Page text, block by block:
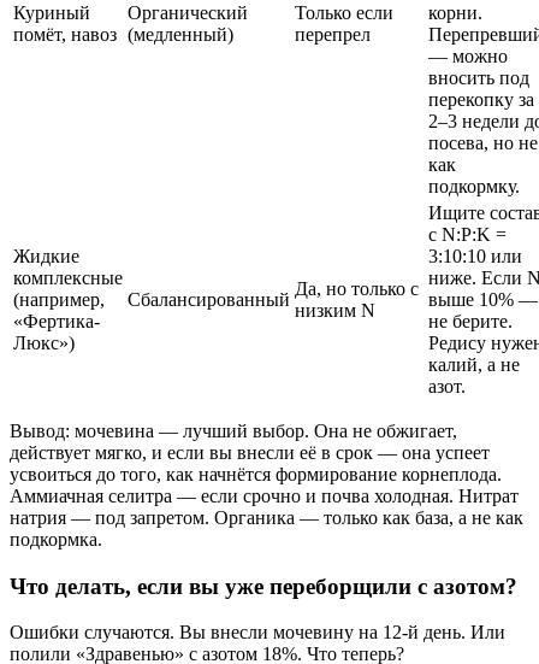
Куриный
помёт, навоз
Органический
(медленный)
Только если
перепрел
корни.
— можно
вносить под
перекопку за
2–3 недели
посева, но не
как
подкормку.
Жидкие
комплексные
(например,
«Фертика-
Люкс»)
Сбалансированный
Да, но только с
низким N
Ищите
с N:P:K =
3:10:10 или
ниже. Если
выше 10% —
не берите.
Редису
калий, а не
азот.
Вывод: мочевина — лучший выбор. Она не обжигает,
действует мягко, и если вы внесли её в срок — она успеет
усвоиться до того, как начнётся формирование корнеплода.
Аммиачная селитра — если срочно и почва холодная. Нитрат
натрия — под запретом. Органика — только как база, а не как
подкормка.
Что делать, если вы уже переборщили с азотом?
Ошибки случаются. Вы внесли мочевину на 12-й день. Или
полили «Здравенью» с азотом 18%. Что теперь?